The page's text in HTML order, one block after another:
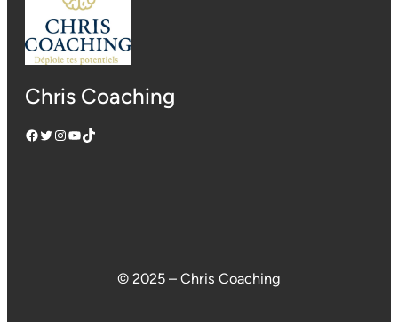
Chris Coaching
Facebook Twitter InstagramYouTube TikTok
© 2025 – Chris Coaching